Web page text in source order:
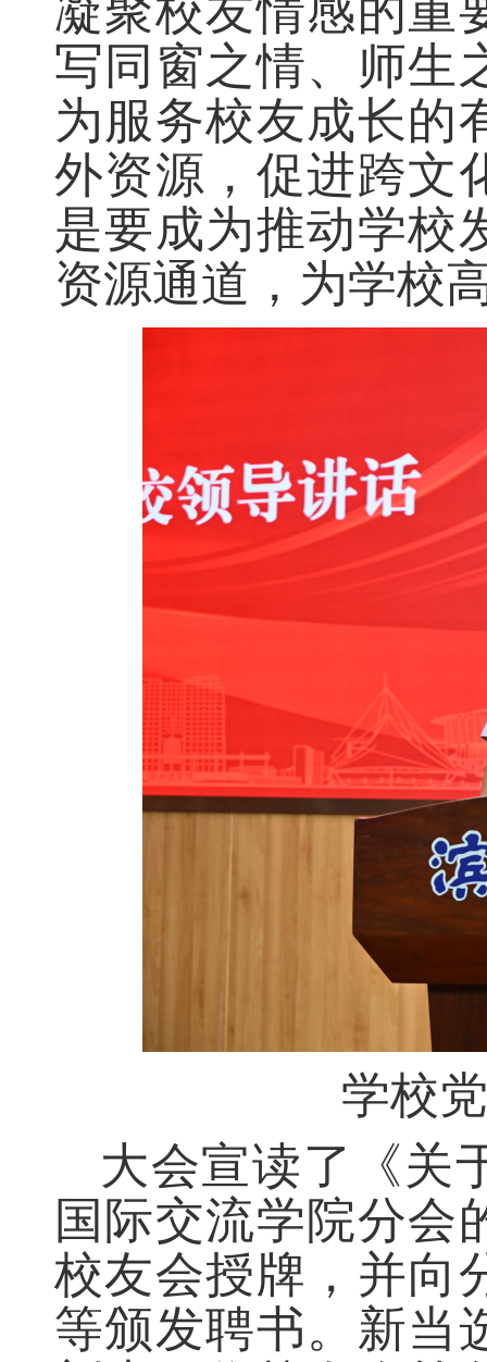
凝聚校友情感的重
写同窗之情、师生
为服务校友成长的
外资源，促进跨文
是要成为推动学校
资源通道，为学校
学校
大会宣读了《关
国际交流学院分会
校友会授牌，并向
等颁发聘书。新当